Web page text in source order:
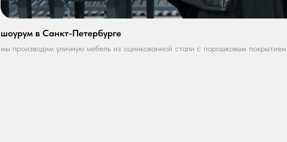
шоурум в Санкт-Петербурге
мы производим уличную мебель из оцинкованной стали с порошковым покрытием